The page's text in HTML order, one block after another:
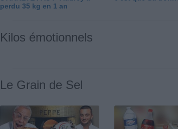
perdu 35 kg en 1 an
Kilos émotionnels
Le Grain de Sel